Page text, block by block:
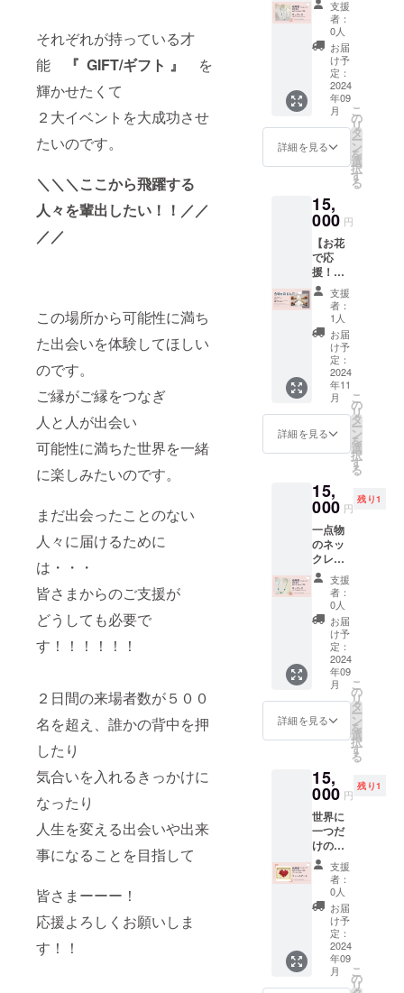
それぞれが持っている才
能
『 GIFT/ギフト 』 を
輝かせたくて
２大イベントを大成功させ
たいのです。
＼＼＼ここから飛躍する
人々を輩出したい！！／／
／／
この場所から可能性に満ち
た出会いを体験してほしい
のです。
ご縁がご縁をつなぎ
人と人が出会い
可能性に満ちた世界を一緒
に楽しみたいのです。
まだ出会ったことのない
人々に届けるために
は・・・
皆さまからのご支援が
どうしても必要で
す！！！！！！
２日間の来場者数が５００
名を超え、誰かの背中を押
したり
気合いを入れるきっかけに
なったり
人生を変える出会いや出来
事になることを目指して
皆さまーーー！
応援よろしくお願いしま
す！！
を組み
合わせ
たロン
グネッ
クレ
ス。 涼
しげな
クリア
ビーズ
を挟
シュな
シル
バー金
具でま
とめま
した。
ロング
ネック
レスっ
て何か
と使い
やすく
て便利
ですよ
ね♪ 長
縦のラ
インを
スッキ
リとし
たイ
メージ
に見せ
てくれ
る長さ
でもあ
る71cm
マグ
ネット
式なの
で着け
外しも
とって
も簡単♪
頭から
スッポ
でもあ
るので
使いや
すさ抜
群で
す。 特
別な
シーン
はもち
ろん、
普段使
いとし
てお使
いいた
だいて
逢っ
ちゃい
ました
♡ この
ビーズ
に似合
う色と
大きさ
を、ロ
ザフィ
と
「ポー
シャ」
で作
り、更
に！同
系色グ
ラデー
ション
のコッ
トン
パール
と組み
合わせ
て仕上
げた、
とって
です。
プリン
セス丈
の43cm
アジャ
スター
により
48cmま
で長さ
調節も
出来る
ように
し、お
洋服に
合わせ
シャレ
を楽し
るよう
にしま
した。
とーっ
てもお
気に入
りの
ネック
レス♡
軽い素
材ばか
りで組
み上げ
てあり
ますの
岐阜県
在住の
認定講
師によ
る作品
です。
・・・
・・・
・・・
・ 《青
系チェ
リーの
ネック
レス》
涼しげ
で素敵
なガラ
ス玉を
見つけ
たの
で、そ
こにカ
ヤナイ
トのさ
ざれ石
をチョ
イス♪
そして
これら
ペー
パー
で、 ロ
ザフィ
の
「チェ
リー」
という
技術の
コロン
とした
球体を
組み合
わせた
ら、涼
しげで
スタイ
ネック
レスが
出来ま
した♪
金具は
シル
バー。
シル
バーは
クセが
なく、
どんな
色の洋
服とも
合わせ
支援
者：
0人
お届
け予
定：
2024
年09
月
詳細を見る
こ
の
リ
タ
ー
ン
を
選
択
す
る
15,
000 円
【お花
で応
援！】
11月
９・１
０日の
開催
日。 会
場を華
やかに
彩るた
めのフ
ラワー
アレン
ジメン
トにな
す。
フォト
スポッ
トブー
スやヘ
アメイ
ク
ショー
会場入
口、受
付など
に飾ら
せてい
ただき
ます。
アレン
ジメン
ピック
をご用
意いた
しま
す。 ----
-----------
--------
・※支援
者の方
から支
援時
に、別
途ご協
力費
（7％＋
支援
者：
1人
お届
け予
定：
2024
年11
月
詳細を見る
こ
の
リ
タ
ー
ン
を
選
択
す
る
15,
000 円
残り1
一点物
のネッ
クレス
です。
岐阜県
在住の
認定講
師によ
る作品
です。
・・・
・・・
・・・
《ター
コイズ
の青空
ネック
レス》
鮮やか
なター
コイズ
ブルー
お店で
見てた
ら釘付
けに♡
気が付
いたら
いろん
な形の
ターコ
支援
者：
0人
お届
け予
定：
2024
年09
月
詳細を見る
こ
の
リ
タ
ー
ン
を
選
択
す
る
15,
000 円
残り1
世界に
一つだ
けのフ
レーム
アート
です。
岐阜県
在住の
認定講
師たち
による
作品で
す。
支援
者：
0人
お届
け予
定：
2024
年09
月
こ
の
リ